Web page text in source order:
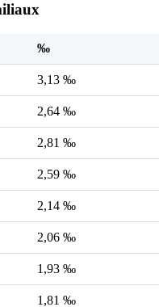
‰
3,13 ‰
2,64 ‰
2,81 ‰
2,59 ‰
2,14 ‰
2,06 ‰
1,93 ‰
1,81 ‰